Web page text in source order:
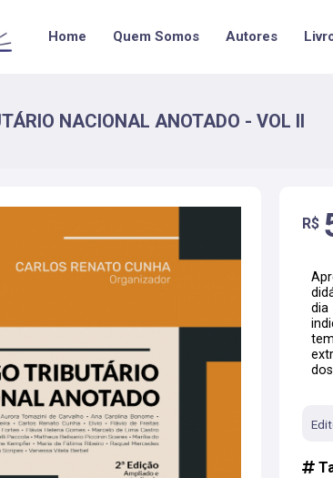
Home Quem Somos Autores
NACIONAL ANOTADO - VOL II
R$
dia